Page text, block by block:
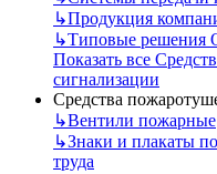
↳Продукция
↳Типовые решения
Показать все
сигнализации
Средства
↳Вентили пожарные
↳Знаки и плакаты
труда